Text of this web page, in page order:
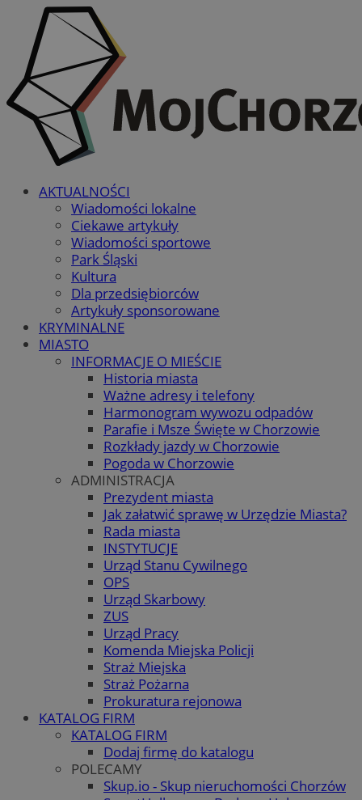
AKTUALNOŚCI
Wiadomości lokalne
Ciekawe artykuły
Wiadomości sportowe
Park Śląski
Kultura
Dla przedsiębiorców
Artykuły sponsorowane
KRYMINALNE
MIASTO
INFORMACJE O MIEŚCIE
Historia miasta
Ważne adresy i telefony
Harmonogram wywozu odpadów
Parafie i Msze Święte w Chorzowie
Rozkłady jazdy w Chorzowie
Pogoda w Chorzowie
ADMINISTRACJA
Prezydent miasta
Jak załatwić sprawę w Urzędzie Miasta?
Rada miasta
INSTYTUCJE
Urząd Stanu Cywilnego
OPS
Urząd Skarbowy
ZUS
Urząd Pracy
Komenda Miejska Policji
Straż Miejska
Straż Pożarna
Prokuratura rejonowa
KATALOG FIRM
KATALOG FIRM
Dodaj firmę do katalogu
POLECAMY
Skup.io - Skup nieruchomości Chorzów